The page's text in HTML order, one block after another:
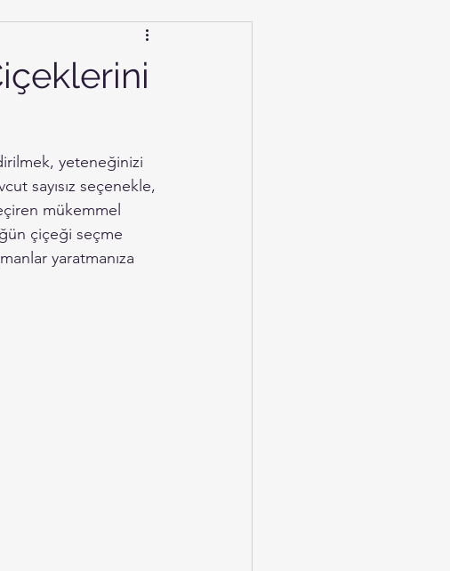
yeteneğinizi
sayısız seçenekle,
mükemmel
çiçeği seçme
yaratmanıza